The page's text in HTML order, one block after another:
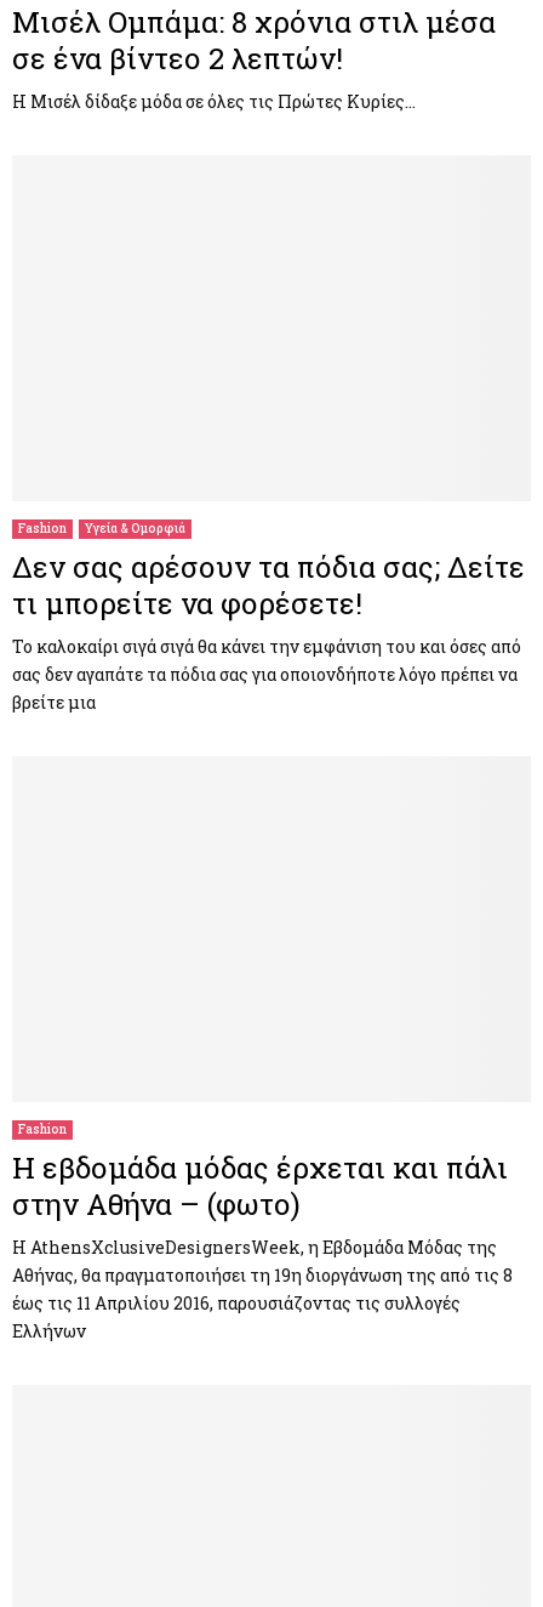
Μισέλ Ομπάμα: 8 χρόνια στιλ μέσα
σε ένα βίντεο 2 λεπτών!
Η Μισέλ δίδαξε μόδα σε όλες τις Πρώτες Κυρίες…
Fashion Υγεία & Ομορφιά
Δεν σας αρέσουν τα πόδια σας; Δείτε
τι μπορείτε να φορέσετε!
Το καλοκαίρι σιγά σιγά θα κάνει την εμφάνιση του και όσες από
σας δεν αγαπάτε τα πόδια σας για οποιονδήποτε λόγο πρέπει να
βρείτε μια
Fashion
Η εβδομάδα μόδας έρχεται και πάλι
στην Αθήνα – (φωτο)
Η AthensXclusiveDesignersWeek, η Εβδομάδα Μόδας της
Αθήνας, θα πραγματοποιήσει τη 19η διοργάνωση της από τις 8
έως τις 11 Απριλίου 2016, παρουσιάζοντας τις συλλογές
Ελλήνων